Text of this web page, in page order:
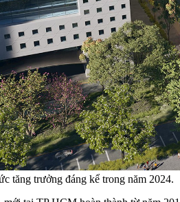
tăng trưởng đáng kể trong năm 2024.